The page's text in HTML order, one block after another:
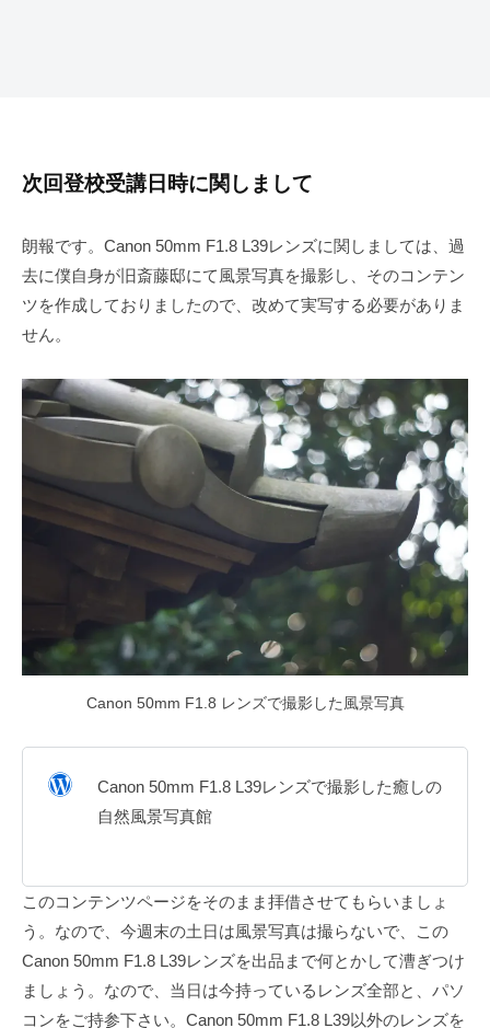
次回登校受講日時に関しまして
朗報です。Canon 50mm F1.8 L39レンズに関しましては、過
去に僕自身が旧斎藤邸にて風景写真を撮影し、そのコンテン
ツを作成しておりましたので、改めて実写する必要がありま
せん。
Canon 50mm F1.8 レンズで撮影した風景写真
Canon 50mm F1.8 L39レンズで撮影した癒しの
自然風景写真館
このコンテンツページをそのまま拝借させてもらいましょ
う。なので、今週末の土日は風景写真は撮らないで、この
Canon 50mm F1.8 L39レンズを出品まで何とかして漕ぎつけ
ましょう。なので、当日は今持っているレンズ全部と、パソ
コンをご持参下さい。Canon 50mm F1.8 L39以外のレンズを